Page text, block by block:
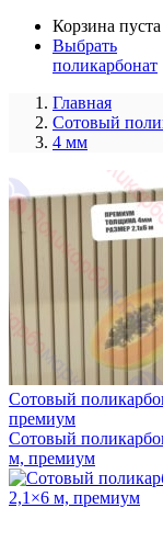
Корзина пуста
Выбрать
поликарбонат
Главная
Сотовый
4 мм
Сотовый
премиум
Сотовый
м, премиум